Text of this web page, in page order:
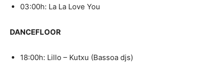
03:00h: La La Love You
DANCEFLOOR
18:00h: Lillo – Kutxu (Bassoa djs)